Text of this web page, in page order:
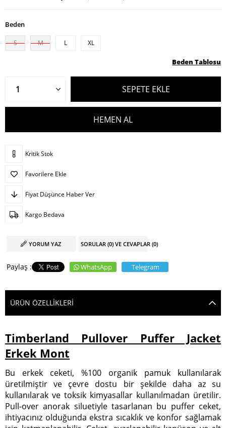
Beden
S M L XL
Beden Tablosu
Kritik Stok
Favorilere Ekle
Fiyat Düşünce Haber Ver
Kargo Bedava
YORUM YAZ SORULAR (0) VE CEVAPLAR (0)
WhatsApp Telegram
ÜRÜN ÖZELLIKLERI
Timberland Pullover Puffer Jacket
Erkek Mont
Bu erkek ceketi, %100 organik pamuk kullanılarak
üretilmiştir ve çevre dostu bir şekilde daha az su
kullanılarak ve toksik kimyasallar kullanılmadan üretilir.
Pull-over anorak siluetiyle tasarlanan bu puffer ceket,
ihtiyacınız olduğunda ekstra sıcaklık ve konfor sağlamak